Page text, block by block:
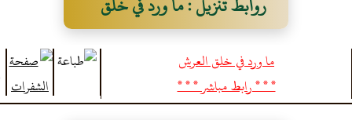
العرش
ما ورد في خلق العرش
* * * رابط مباشر * * *